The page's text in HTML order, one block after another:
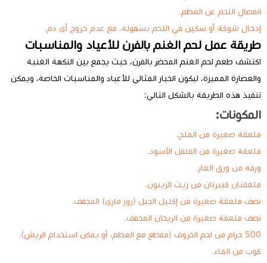
انفصال اللحم عن العظم.
إدخال شوكة أو سكين في اللحم بسهولة، مع عدم خروج أي دم.
طريقة عمل لحم الغنم بالفرن للأعياد والمناسبات
اكتشف طعم لحم الغنم المحضر بالفرن، حيث يجمع بين النكهة الغنية
والعصارة المميزة، ليكون الخيار المثالي للأعياد والمناسبات الخاصة، ويمكن
تنفيذ هذه الطريقة بالشكل التالي:
المكونات:
ملعقة صغيرة من الملح.
ملعقة صغيرة من الفلفل الأسود.
ورقة من ورق الغار.
ملعقتان كبيرتان من زيت الزيتون.
نصف ملعقة صغيرة من إكليل الجبل (روز ماري) المجفف.
نصف ملعقة صغيرة من الريحان المجفف.
500 جرام من لحم الخروف (مقطع مع العظم، أو يمكن استخدام الريش).
كوب من الماء.